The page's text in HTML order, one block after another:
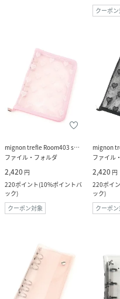
クーポ
mignon trefle Room403 selected
ファイル・フォルダ
2,420 円
220ポイント(10%ポイントバ
ック)
クーポン対象
ファイル
2,420 円
220ポイ
ック)
クーポ